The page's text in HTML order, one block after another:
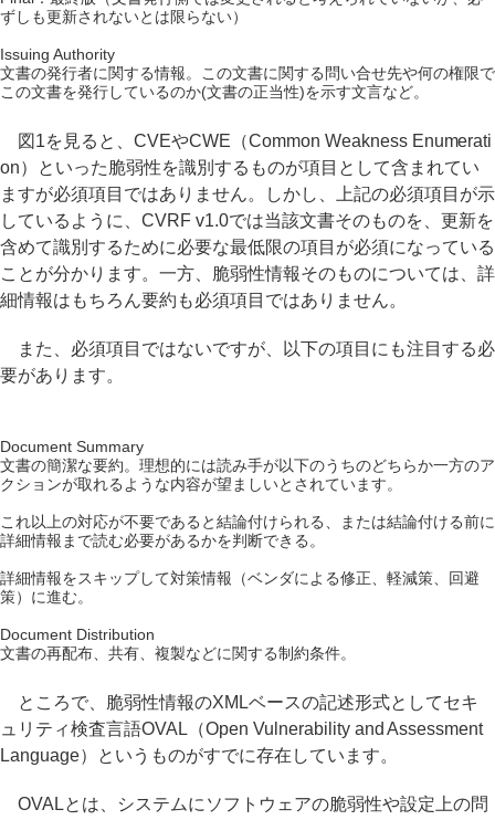
ずしも更新されないとは限らない）
Issuing Authority
文書の発行者に関する情報。この文書に関する問い合せ先や何の権限で
この文書を発行しているのか(文書の正当性)を示す文言など。
図1を見ると、CVEやCWE（Common Weakness Enumerati
on）といった脆弱性を識別するものが項目として含まれてい
ますが必須項目ではありません。しかし、上記の必須項目が示
しているように、CVRF v1.0では当該文書そのものを、更新を
含めて識別するために必要な最低限の項目が必須になっている
ことが分かります。一方、脆弱性情報そのものについては、詳
細情報はもちろん要約も必須項目ではありません。
また、必須項目ではないですが、以下の項目にも注目する必
要があります。
Document Summary
文書の簡潔な要約。理想的には読み手が以下のうちのどちらか一方のア
クションが取れるような内容が望ましいとされています。
これ以上の対応が不要であると結論付けられる、または結論付ける前に
詳細情報まで読む必要があるかを判断できる。
詳細情報をスキップして対策情報（ベンダによる修正、軽減策、回避
策）に進む。
Document Distribution
文書の再配布、共有、複製などに関する制約条件。
ところで、脆弱性情報のXMLベースの記述形式としてセキ
ュリティ検査言語OVAL（Open Vulnerability and Assessment
Language）というものがすでに存在しています。
OVALとは、システムにソフトウェアの脆弱性や設定上の問